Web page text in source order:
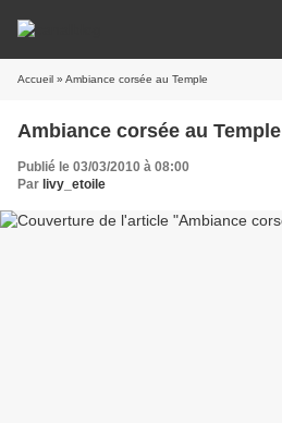
Accueil » Ambiance corsée au Temple
Ambiance corsée au Temple
Publié le 03/03/2010 à 08:00
Par livy_etoile